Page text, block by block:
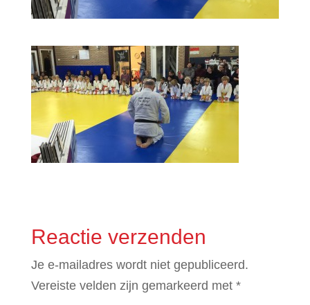
Reactie verzenden
Je e-mailadres wordt niet gepubliceerd.
Vereiste velden zijn gemarkeerd met *